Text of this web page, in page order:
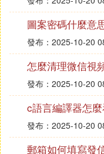
圖案密碼什麼意
發布：2025-10-20
怎麼清理微信視
發布：2025-10-20
c語言編譯器怎
發布：2025-10-20
郵箱如何填寫發